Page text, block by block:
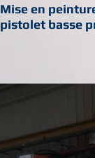
Mise en
pistolet basse